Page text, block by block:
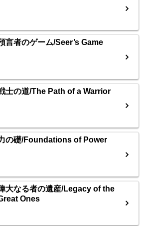
言者のゲーム/Seer’s Game
士の道/The Path of a Warrior
の礎/Foundations of Power
大なる者の遺産/Legacy of the
Ones